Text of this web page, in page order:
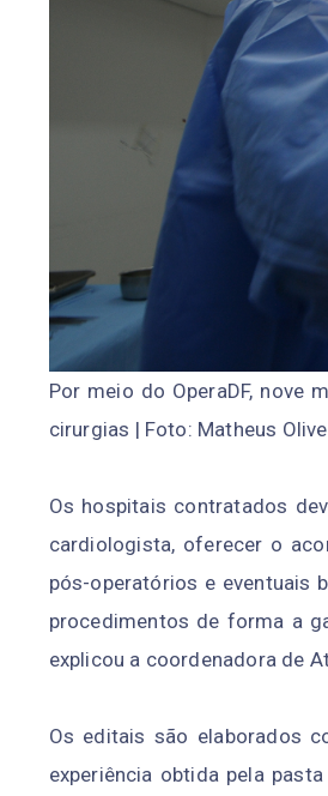
Por meio do OperaDF,
cirurgias | Foto: Matheus
Os hospitais contratados
cardiologista, oferecer o
pós-operatórios e eventuais
procedimentos de forma a
explicou a coordenadora de
Os editais são elaborados
experiência obtida pela